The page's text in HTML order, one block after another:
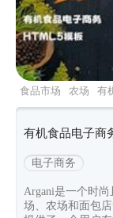
食品市场 农场 有
有机食品电子商
电子商务
Argani是一个时
场、农场和面包